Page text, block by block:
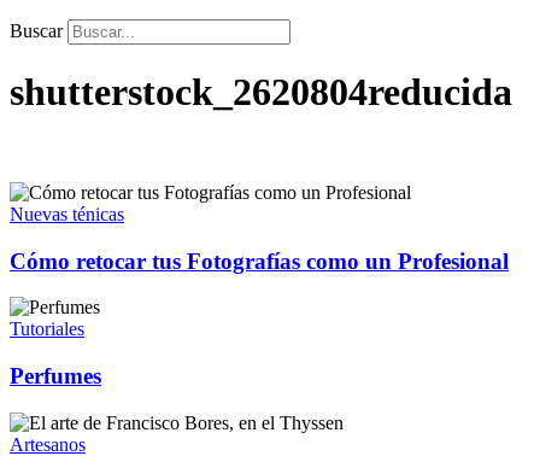
Buscar
shutterstock_2620804reducida
Nuevas ténicas
Cómo retocar tus Fotografías como un Profesional
Tutoriales
Perfumes
Artesanos